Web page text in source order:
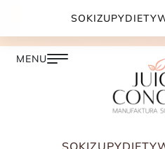
DARMOWA DOSTAWA
SOKIZUPYDIETY
SOKIZUPYDIETY